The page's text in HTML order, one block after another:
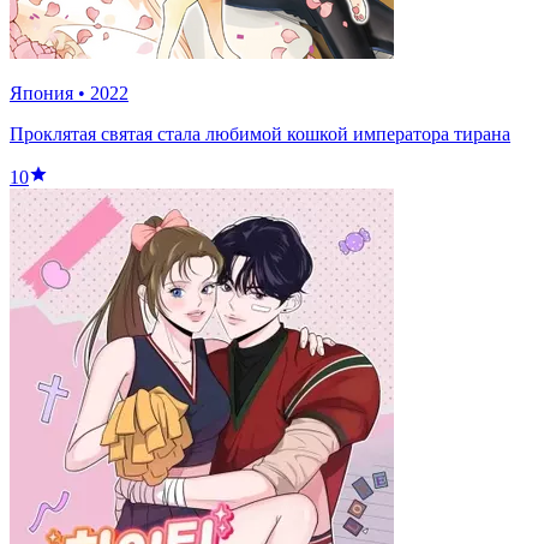
Япония • 2022
Проклятая святая стала любимой кошкой императора тирана
10